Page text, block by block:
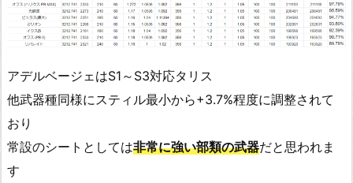
アデルベージェはS1～S3対応タリス
他武器種同様にスティル最小から+3.7%程度に調整されて
おり
常設のシートとしては非常に強い部類の武器だと思われま
す